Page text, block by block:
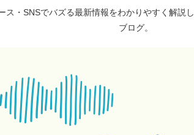
ス・SNSでバズる最新情報をわかりやすく解
ブログ。